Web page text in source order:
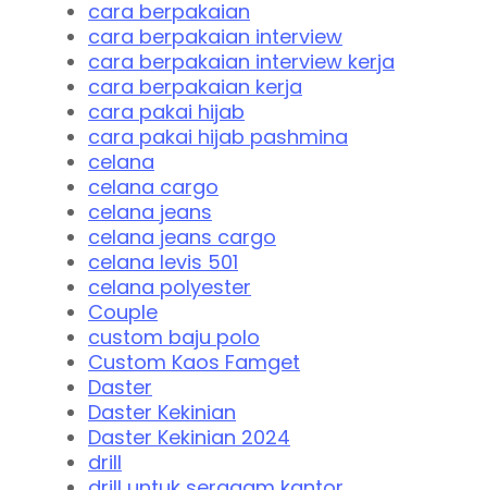
cara berpakaian
cara berpakaian interview
cara berpakaian interview kerja
cara berpakaian kerja
cara pakai hijab
cara pakai hijab pashmina
celana
celana cargo
celana jeans
celana jeans cargo
celana levis 501
celana polyester
Couple
custom baju polo
Custom Kaos Famget
Daster
Daster Kekinian
Daster Kekinian 2024
drill